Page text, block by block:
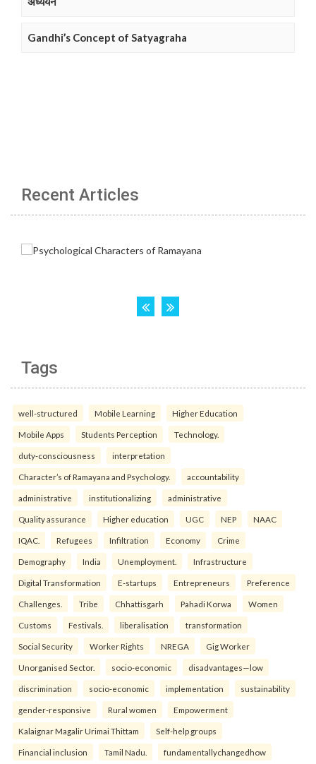
Gandhi’s Concept of Satyagraha
Recent Articles
Tags
well-structured Mobile Learning Higher Education
Mobile Apps Students Perception Technology.
duty-consciousness interpretation
Character’s of Ramayana and Psychology. accountability
administrative institutionalizing administrative
Quality assurance Higher education UGC NEP NAAC
IQAC. Refugees Infiltration Economy Crime
Demography India Unemployment. Infrastructure
Digital Transformation E-startups Entrepreneurs Preference
Challenges. Tribe Chhattisgarh Pahadi Korwa Women
Customs Festivals. liberalisation transformation
Social Security Worker Rights NREGA Gig Worker
Unorganised Sector. socio-economic disadvantages—low
discrimination socio-economic implementation sustainability
gender-responsive Rural women Empowerment
Kalaignar Magalir Urimai Thittam Self-help groups
Financial inclusion Tamil Nadu. fundamentallychangedhow